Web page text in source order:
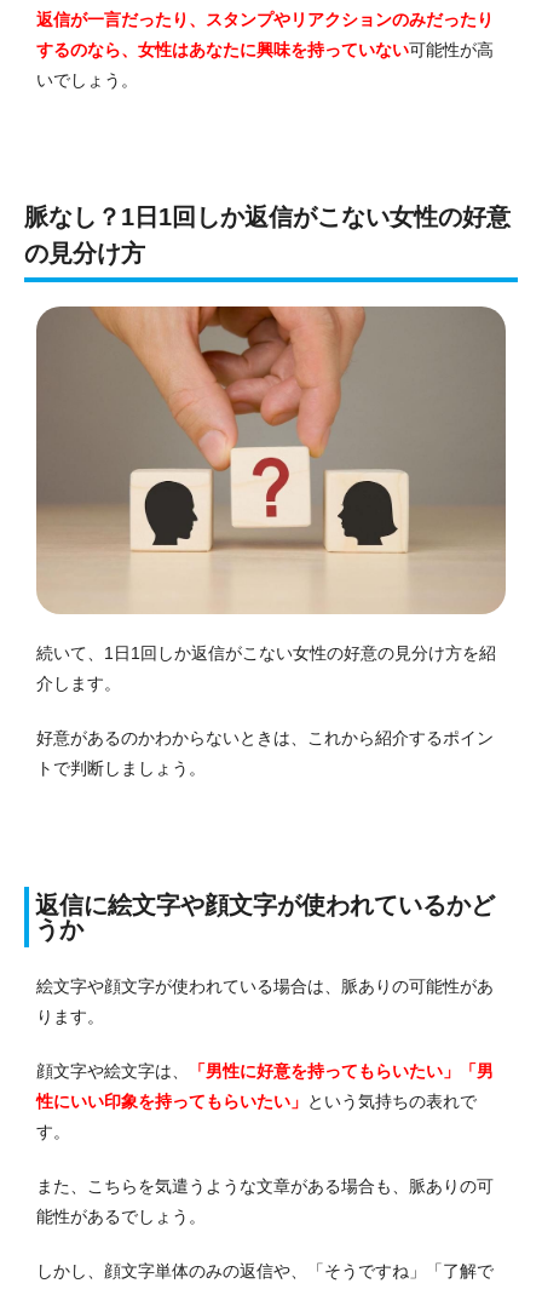
返信が一言だったり、スタンプやリアクションのみだったり
するのなら、女性はあなたに興味を持っていない可能性が高
いでしょう。
脈なし？1日1回しか返信がこない女性の好意
の見分け方
続いて、1日1回しか返信がこない女性の好意の見分け方を紹
介します。
好意があるのかわからないときは、これから紹介するポイン
トで判断しましょう。
返信に絵文字や顔文字が使われているかど
うか
絵文字や顔文字が使われている場合は、脈ありの可能性があ
ります。
顔文字や絵文字は、
「男性に好意を持ってもらいたい」「男
性にいい印象を持ってもらいたい」 という気持ちの表れで
す。
また、こちらを気遣うような文章がある場合も、脈ありの可
能性があるでしょう。
しかし、顔文字単体のみの返信や、「そうですね」「了解で